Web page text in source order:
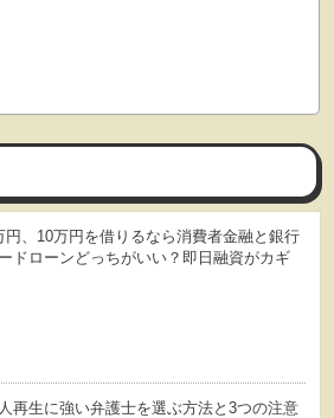
円、10万円を借りるなら消費者金融と銀行
ドローンどっちがいい？即日融資がカギ
再生に強い弁護士を選ぶ方法と3つの注意